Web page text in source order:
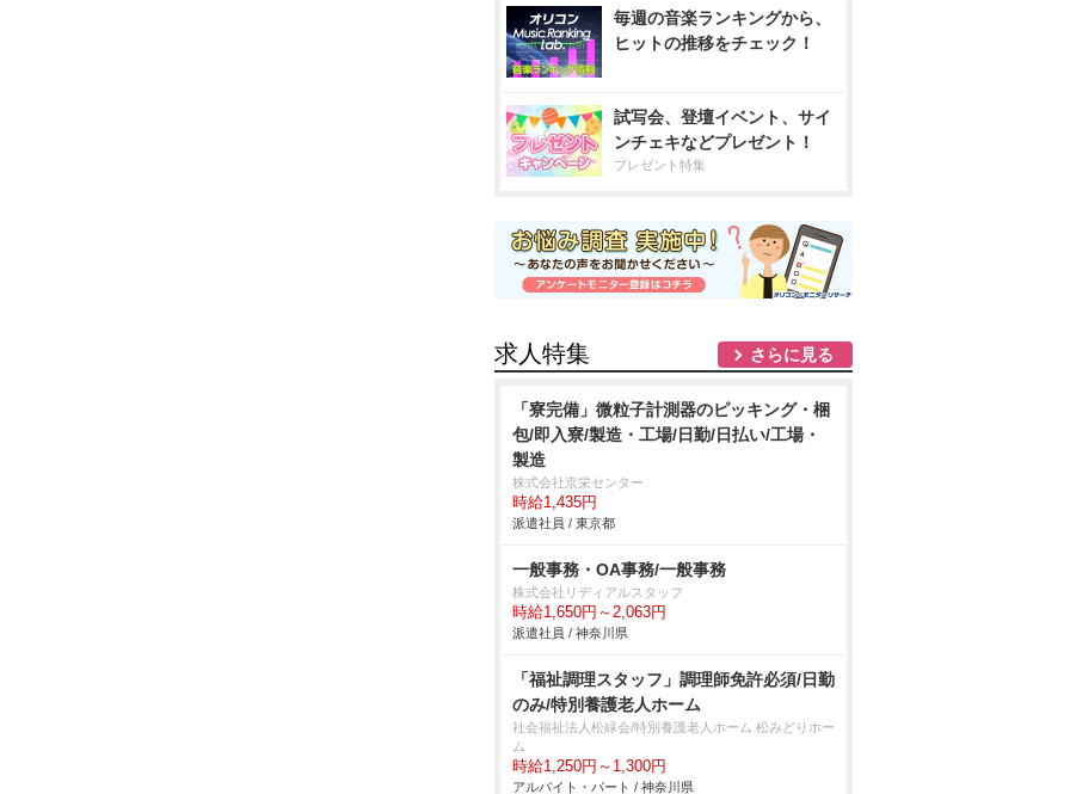
毎週の音楽ランキングから、
ヒットの推移をチェック！
試写会、登壇イベント、サイ
ンチェキなどプレゼント！
プレゼント特集
求人特集 さらに見る
「寮完備」微粒子計測器のピッキング・梱
包/即入寮/製造・工場/日勤/日払い/工場・
製造
株式会社京栄センター
時給1,435円
派遣社員 / 東京都
一般事務・OA事務/一般事務
株式会社リディアルスタッフ
時給1,650円～2,063円
派遣社員 / 神奈川県
「福祉調理スタッフ」調理師免許必須/日勤
のみ/特別養護老人ホーム
社会福祉法人松緑会/特別養護老人ホーム 松みどりホー
ム
時給1,250円～1,300円
アルバイト・パート / 神奈川県